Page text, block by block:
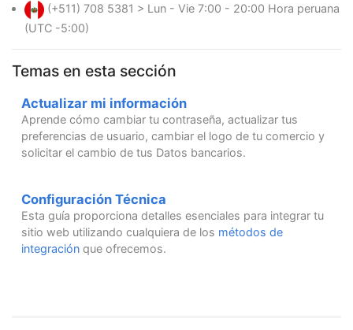
(+511) 708 5381 > Lun - Vie 7:00 - 20:00 Hora peruana
(UTC -5:00)
Temas en esta sección
Actualizar mi información
Aprende cómo cambiar tu contraseña, actualizar tus
preferencias de usuario, cambiar el logo de tu comercio y
solicitar el cambio de tus Datos bancarios.
Configuración Técnica
Esta guía proporciona detalles esenciales para integrar tu
sitio web utilizando cualquiera de los métodos de
integración que ofrecemos.